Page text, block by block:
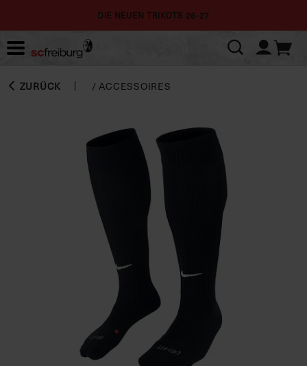
DIE NEUEN TRIKOTS 26-27
ZURÜCK /ACCESSOIRES